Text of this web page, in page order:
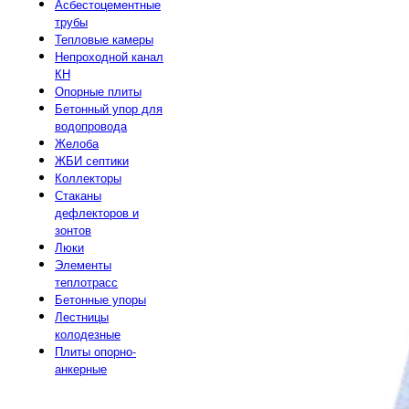
Асбестоцементные
трубы
Тепловые камеры
Непроходной канал
КН
Опорные плиты
Бетонный упор для
водопровода
Желоба
ЖБИ септики
Коллекторы
Стаканы
дефлекторов и
зонтов
Люки
Элементы
теплотрасс
Бетонные упоры
Лестницы
колодезные
Плиты опорно-
анкерные